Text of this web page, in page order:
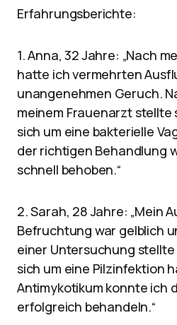
Erfahrungsberichte:
1. Anna, 32 Jahre: „Nach
hatte ich vermehrten
unangenehmen Geruch.
meinem Frauenarzt stellte
sich um eine bakterielle
der richtigen Behandlung
schnell behoben.“
2. Sarah, 28 Jahre: „Mein
Befruchtung war gelblich
einer Untersuchung
sich um eine Pilzinfektion
Antimykotikum konnte ich
erfolgreich behandeln.“